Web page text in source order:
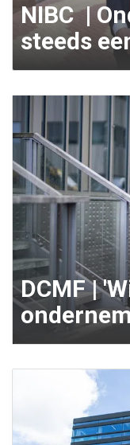
NIBC |
steeds
DCMF |